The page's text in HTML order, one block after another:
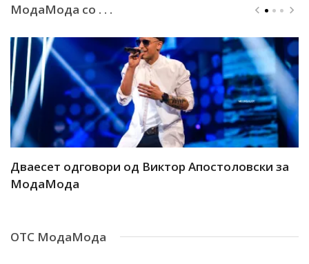
МодаМода со . . .
Дваесет одговори од Виктор Апостоловски за
МодаМода
ОТС МодаМода